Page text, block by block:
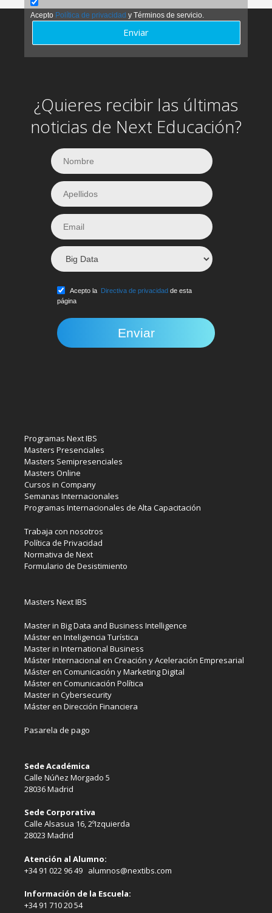
Acepto Política de privacidad y Términos de servicio.
Enviar
¿Quieres recibir las últimas
noticias de Next Educación?
Acepto la Directiva de privacidad de esta
página
Programas Next IBS
Masters Presenciales
Masters Semipresenciales
Masters Online
Cursos in Company
Semanas Internacionales
Programas Internacionales de Alta Capacitación
Trabaja con nosotros
Política de Privacidad
Normativa de Next
Formulario de Desistimiento
Masters Next IBS
Master in Big Data and Business Intelligence
Máster en Inteligencia Turística
Master in International Business
Máster Internacional en Creación y Aceleración Empresarial
Máster en Comunicación y Marketing Digital
Máster en Comunicación Política
Master in Cybersecurity
Máster en Dirección Financiera
Pasarela de pago
Sede Académica
Calle Núñez Morgado 5
28036 Madrid
Sede Corporativa
Calle Alsasua 16, 2ºIzquierda
28023 Madrid
Atención al Alumno:
+34 91 022 96 49 alumnos@nextibs.com
Información de la Escuela:
+34 91 710 20 54